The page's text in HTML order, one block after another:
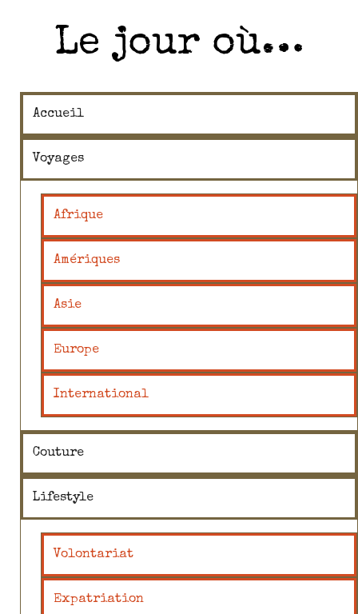
Le jour où…
Accueil
Voyages
Afrique
Amériques
Asie
Europe
International
Couture
Lifestyle
Volontariat
Expatriation